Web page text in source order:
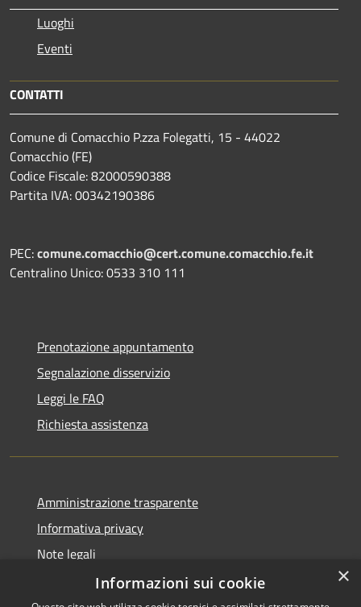
Luoghi
Eventi
CONTATTI
Comune di Comacchio P.zza Folegatti, 15 - 44022
Comacchio (FE)
Codice Fiscale: 82000590388
Partita IVA: 00342190386
PEC:comune.comacchio@cert.comune.comacchio.fe.it
Centralino Unico: 0533 310 111
Prenotazione appuntamento
Segnalazione disservizio
Leggi le FAQ
Richiesta assistenza
Amministrazione trasparente
Informativa privacy
Note legali
Dichiarazione di accessibilità
×
Informazioni sui cookie